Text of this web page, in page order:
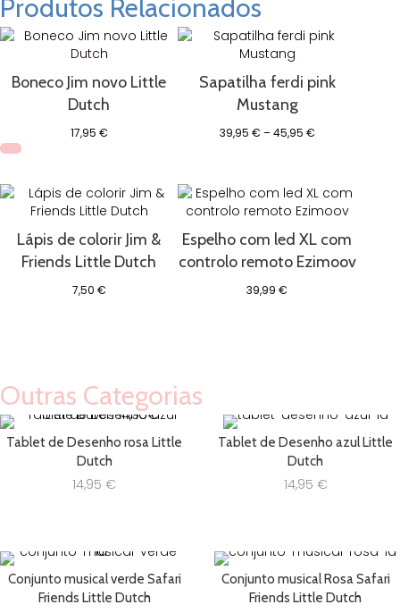
Produtos Relacionados
Boneco Jim novo Little
Dutch
17,95 €
Sapatilha ferdi pink
Mustang
39,95 € – 45,95 €Price
45,95 €
Lápis de colorir Jim &
Friends Little Dutch
7,50 €
Espelho com led XL com
controlo remoto Ezimoov
39,99€
Outras Categorias
Tablet de Desenho rosa Little
Dutch
14,95 €
Tablet de Desenho azul Little
Dutch
14,95 €
Conjunto musical verde Safari
Friends Little Dutch
Conjunto musical Rosa Safari
Friends Little Dutch